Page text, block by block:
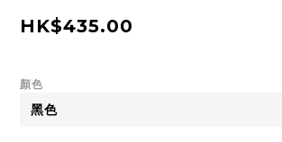
HK$435.00
顏色